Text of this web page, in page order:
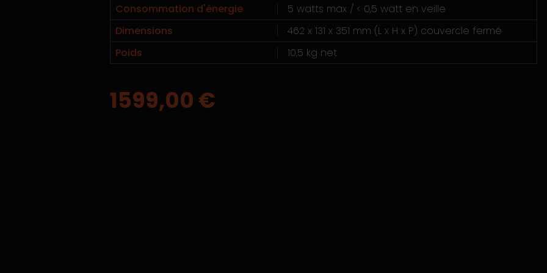
Consommation d'énergie
5 watts max / < 0,5 watt en veille
Dimensions
462 x 131 x 351 mm (L x H x P) couvercle fermé
Poids
10,5 kg net
1599,00 €